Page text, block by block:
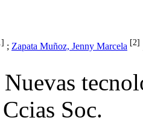
; Zapata Muñoz, Jenny Marcela [2]
Soc.